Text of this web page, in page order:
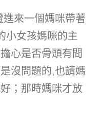
來一個媽咪帶著
小女孩媽咪的主
心是否骨頭有問
沒問題的,也請媽
；那時媽咪才放